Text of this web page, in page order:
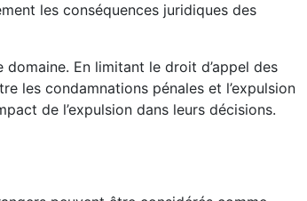
les conséquences juridiques des
En limitant le droit d’appel des
les condamnations pénales et l’expulsion
de l’expulsion dans leurs décisions.